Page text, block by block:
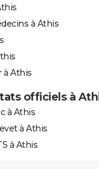
à Athis
Athis
officiels à
à Athis
à Athis
à Athis